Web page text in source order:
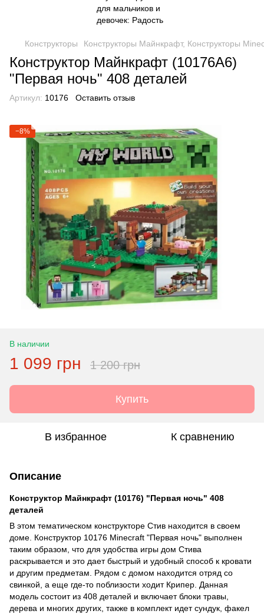
Конструкторы Конструкторы Майнкрафт, Конструкторы
Конструктор Майнкрафт (10176A6)
"Первая ночь" 408 деталей
Артикул: 10176 Оставить отзыв
−8%
В наличии
1 099 грн 1 200 грн
Купить
В избранное К сравнению
Описание
Конструктор Майнкрафт (10176) "Первая ночь" 408
деталей
В этом тематическом конструкторе Стив находится в своем
доме. Конструктор 10176 Minecraft "Первая ночь" выполнен
таким образом, что для удобства игры дом Стива
раскрывается и это дает быстрый и удобный способ к кровати
и другим предметам. Рядом с домом находится отряд со
свинкой, а еще где-то поблизости ходит Крипер. Данная
модель состоит из 408 деталей и включает блоки травы,
дерева и многих других, также в комплект идет сундук, факел